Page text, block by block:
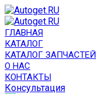
ГЛАВНАЯ
КАТАЛОГ
КАТАЛОГ ЗАПЧАСТЕЙ
О НАС
КОНТАКТЫ
Консультация